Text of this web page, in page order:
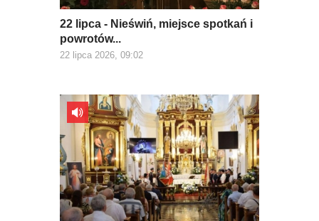
22 lipca - Nieświń, miejsce spotkań i
powrotów...
22 lipca 2026, 09:02